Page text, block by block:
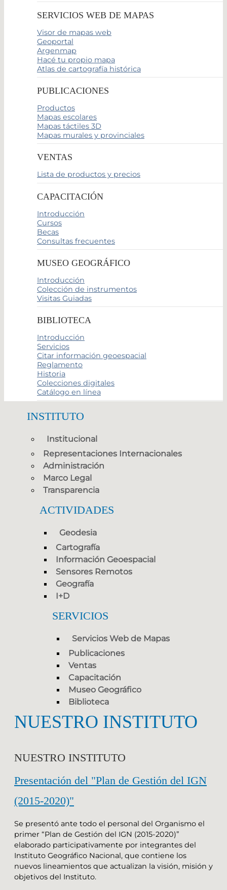
SERVICIOS WEB DE MAPAS
Visor de mapas web
Geoportal
Argenmap
Hacé tu propio mapa
Atlas de cartografía histórica
PUBLICACIONES
Productos
Mapas escolares
Mapas táctiles 3D
Mapas murales y provinciales
VENTAS
Lista de productos y precios
CAPACITACIÓN
Introducción
Cursos
Becas
Consultas frecuentes
MUSEO GEOGRÁFICO
Introducción
Colección de instrumentos
Visitas Guiadas
BIBLIOTECA
Introducción
Servicios
Citar información geoespacial
Reglamento
Historia
Colecciones digitales
Catálogo en línea
INSTITUTO
Institucional
Representaciones Internacionales
Administración
Marco Legal
Transparencia
ACTIVIDADES
Geodesia
Cartografía
Información Geoespacial
Sensores Remotos
Geografía
I+D
SERVICIOS
Servicios Web de Mapas
Publicaciones
Ventas
Capacitación
Museo Geográfico
Biblioteca
NUESTRO INSTITUTO
NUESTRO INSTITUTO
Presentación del "Plan de Gestión del IGN
(2015-2020)"
Se presentó ante todo el personal del Organismo el
primer “Plan de Gestión del IGN (2015-2020)”
elaborado participativamente por integrantes del
Instituto Geográfico Nacional, que contiene los
nuevos lineamientos que actualizan la visión, misión y
objetivos del Instituto.